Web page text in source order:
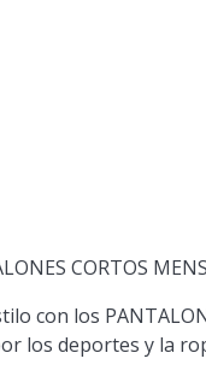
CORTOS
con los
los deportes y la